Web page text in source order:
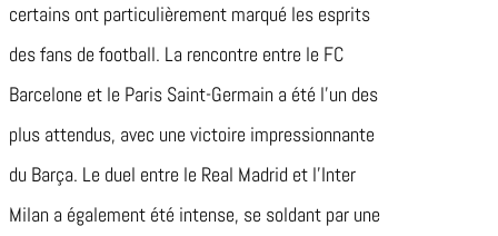
certains ont particulièrement marqué les esprits
des fans de football. La rencontre entre le FC
Barcelone et le Paris Saint-Germain a été l’un des
plus attendus, avec une victoire impressionnante
du Barça. Le duel entre le Real Madrid et l’Inter
Milan a également été intense, se soldant par une